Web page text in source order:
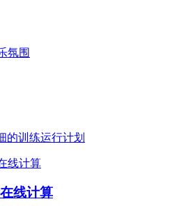
氛围
的训练运行计划
线计算